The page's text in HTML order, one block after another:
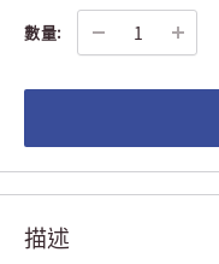
數量:
描述